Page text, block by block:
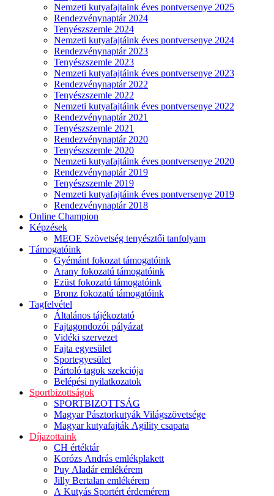
Nemzeti kutyafajtaink éves pontversenye 2025
Rendezvénynaptár 2024
Tenyészszemle 2024
Nemzeti kutyafajtáink éves pontversenye 2024
Rendezvénynaptár 2023
Tenyészszemle 2023
Nemzeti kutyafajtáink éves pontversenye 2023
Rendezvénynaptár 2022
Tenyészszemle 2022
Nemzeti kutyafajtáink éves pontversenye 2022
Rendezvénynaptár 2021
Tenyészszemle 2021
Rendezvénynaptár 2020
Tenyészszemle 2020
Nemzeti kutyafajtáink éves pontversenye 2020
Rendezvénynaptár 2019
Tenyészszemle 2019
Nemzeti kutyafajtáink éves pontversenye 2019
Rendezvénynaptár 2018
Online Champion
Képzések
MEOE Szövetség tenyésztői tanfolyam
Támogatóink
Gyémánt fokozat támogatóink
Arany fokozatú támogatóink
Ezüst fokozatú támogatóink
Bronz fokozatú támogatóink
Tagfelvétel
Általános tájékoztató
Fajtagondozói pályázat
Vidéki szervezet
Fajta egyesület
Sportegyesület
Pártoló tagok szekciója
Belépési nyilatkozatok
Sportbizottságok
SPORTBIZOTTSÁG
Magyar Pásztorkutyák Világszövetsége
Magyar kutyafajták Agility csapata
Díjazottaink
CH értéktár
Korózs András emlékplakett
Puy Aladár emlékérem
Jilly Bertalan emlékérem
A Kutyás Sportért érdemérem